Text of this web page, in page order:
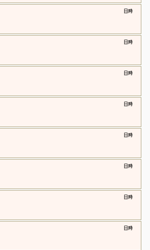
​日時
​日時
​日時
​日時
​日時
​日時
​日時
​日時